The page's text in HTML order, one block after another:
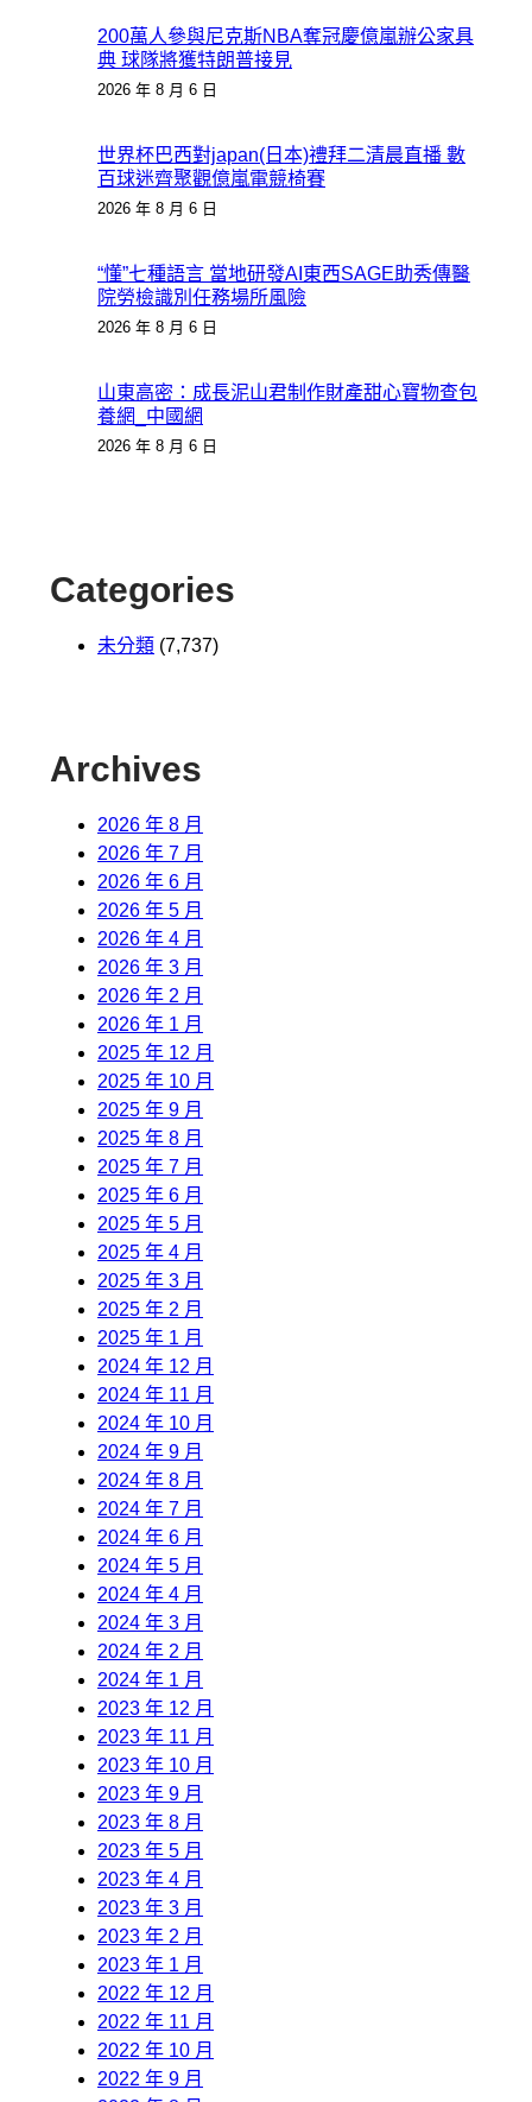
200萬人參與尼克斯NBA奪冠慶億嵐辦公家具
典 球隊將獲特朗普接見
2026 年 8 月 6 日
世界杯巴西對japan(日本)禮拜二清晨直播 數
百球迷齊聚觀億嵐電競椅賽
2026 年 8 月 6 日
“懂”七種語言 當地研發AI東西SAGE助秀傳醫
院勞檢識別任務場所風險
2026 年 8 月 6 日
山東高密：成長泥山君制作財產甜心寶物查包
養網_中國網
2026 年 8 月 6 日
Categories
未分類 (7,737)
Archives
2026 年 8 月
2026 年 7 月
2026 年 6 月
2026 年 5 月
2026 年 4 月
2026 年 3 月
2026 年 2 月
2026 年 1 月
2025 年 12 月
2025 年 10 月
2025 年 9 月
2025 年 8 月
2025 年 7 月
2025 年 6 月
2025 年 5 月
2025 年 4 月
2025 年 3 月
2025 年 2 月
2025 年 1 月
2024 年 12 月
2024 年 11 月
2024 年 10 月
2024 年 9 月
2024 年 8 月
2024 年 7 月
2024 年 6 月
2024 年 5 月
2024 年 4 月
2024 年 3 月
2024 年 2 月
2024 年 1 月
2023 年 12 月
2023 年 11 月
2023 年 10 月
2023 年 9 月
2023 年 8 月
2023 年 5 月
2023 年 4 月
2023 年 3 月
2023 年 2 月
2023 年 1 月
2022 年 12 月
2022 年 11 月
2022 年 10 月
2022 年 9 月